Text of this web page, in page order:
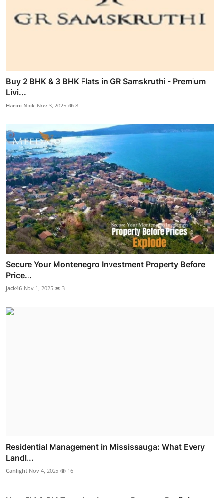
Buy 2 BHK & 3 BHK Flats in GR Samskruthi - Premium
Livi...
Harini Naik Nov 3, 2025 8
Secure Your Montenegro Investment Property Before
Price...
jack46 Nov 1, 2025 3
Residential Management in Mississauga: What Every
Landl...
Canlight Nov 4, 2025 16